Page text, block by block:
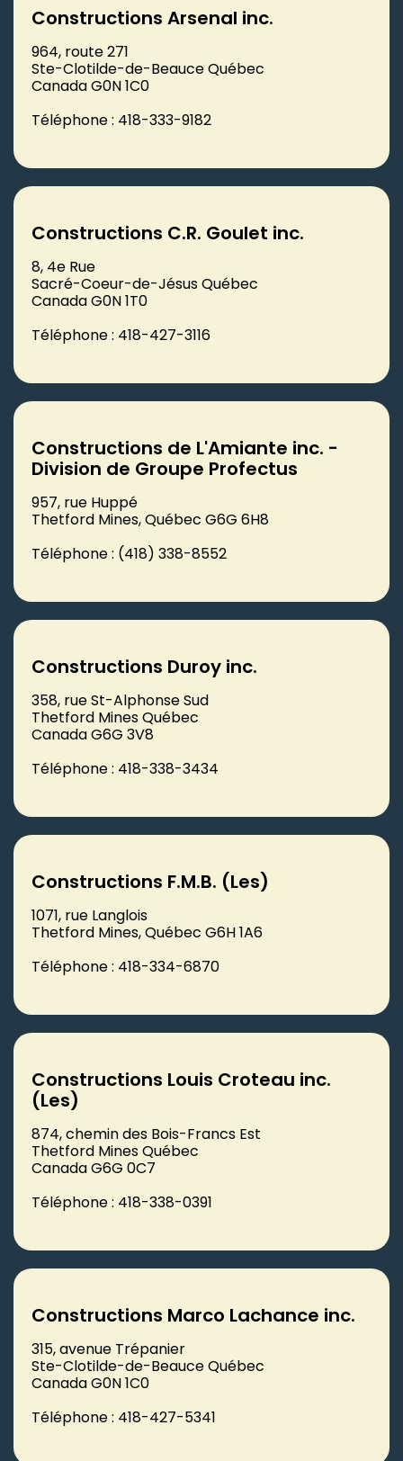
Constructions Arsenal inc.
964, route 271
Ste-Clotilde-de-Beauce Québec
Canada G0N 1C0
Téléphone : 418-333-9182
Constructions C.R. Goulet inc.
8, 4e Rue
Sacré-Coeur-de-Jésus Québec
Canada G0N 1T0
Téléphone : 418-427-3116
Constructions de L'Amiante inc. -
Division de Groupe Profectus
957, rue Huppé
Thetford Mines, Québec G6G 6H8
Téléphone : (418) 338-8552
Constructions Duroy inc.
358, rue St-Alphonse Sud
Thetford Mines Québec
Canada G6G 3V8
Téléphone : 418-338-3434
Constructions F.M.B. (Les)
1071, rue Langlois
Thetford Mines, Québec G6H 1A6
Téléphone : 418-334-6870
Constructions Louis Croteau inc.
(Les)
874, chemin des Bois-Francs Est
Thetford Mines Québec
Canada G6G 0C7
Téléphone : 418-338-0391
Constructions Marco Lachance inc.
315, avenue Trépanier
Ste-Clotilde-de-Beauce Québec
Canada G0N 1C0
Téléphone : 418-427-5341